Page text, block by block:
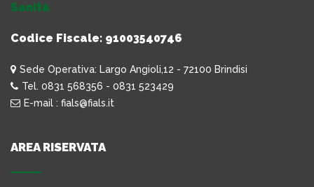
Sanità
Codice Fiscale: 91003540746
Sede Operativa: Largo Angioli,12 - 72100 Brindisi
Tel. 0831 568356 - 0831 523429
E-mail : fials@fials.it
AREA RISERVATA